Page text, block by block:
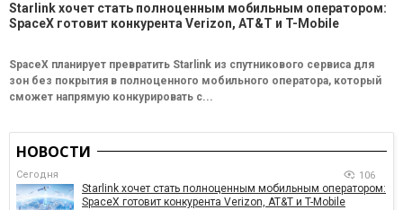
Starlink хочет стать полноценным мобильным оператором:
SpaceX готовит конкурента Verizon, AT&T и T-Mobile
SpaceX планирует превратить Starlink из спутникового сервиса для
зон без покрытия в полноценного мобильного оператора, который
сможет напрямую конкурировать с...
НОВОСТИ
Сегодня 106
Starlink хочет стать полноценным мобильным оператором:
SpaceX готовит конкурента Verizon, AT&T и T-Mobile